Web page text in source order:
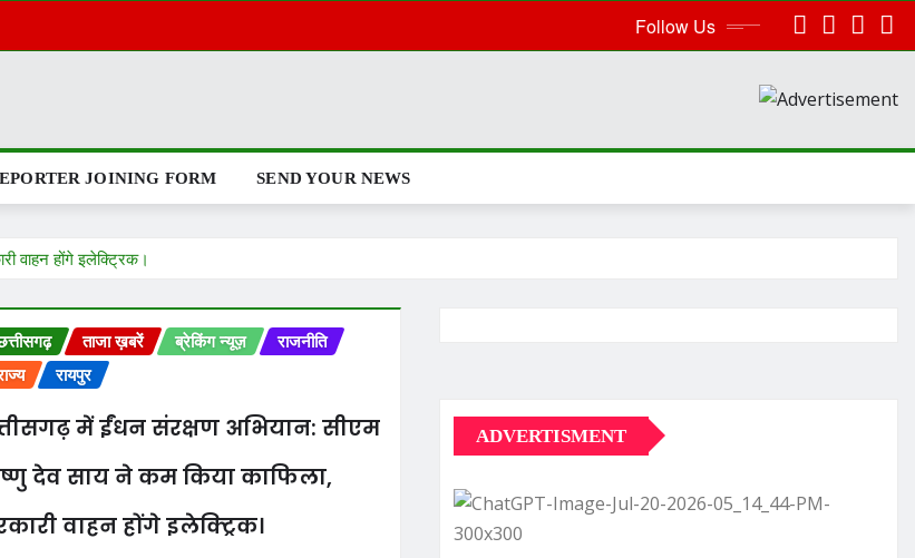
Follow Us
JOINING FORM SEND YOUR NEWS
वाहन होंगे इलेक्ट्रिक।
ताजा ख़बरें ब्रेकिंग न्यूज़
राजनीति
रायपुर
में ईंधन संरक्षण अभियान: सीएम
देव साय ने कम किया काफिला,
वाहन होंगे इलेक्ट्रिक।
ADVERTISMENT